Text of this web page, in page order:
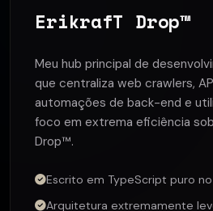
ErikrafT Drop™
Meu hub principal de
que centraliza web crawlers,
automações de back-end e
foco em extrema eficiência
Drop™.
Escrito em TypeScript puro
Arquitetura extremamente